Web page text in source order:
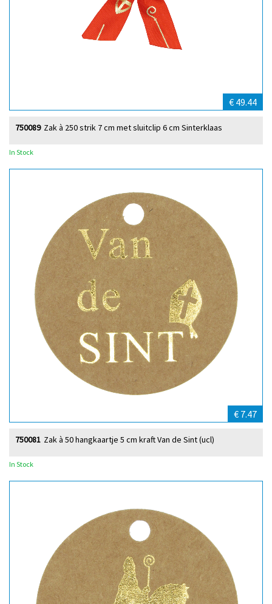
€ 49.44
Zak à 250 strik 7 cm met sluitclip 6 cm Sinterklaas
750089
In Stock
€ 7.47
Zak à 50 hangkaartje 5 cm kraft Van de Sint (ucl)
750081
In Stock